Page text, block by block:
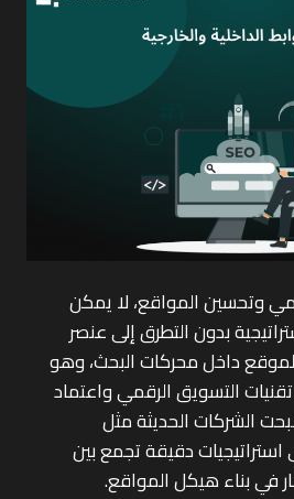
وتحسين المواقع، لا يمكن
بدون التطرق إلى عنصر
داخل محركات البحث، وهو
التسويق الرقمي واعتماد
الشركات الحديثة مثل
دقيقة تجمع بين
في بناء هيكل المواقع.